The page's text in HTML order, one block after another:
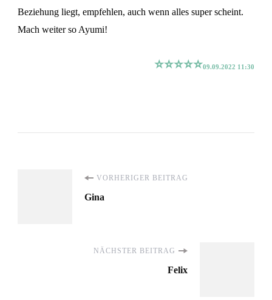
Beziehung liegt, empfehlen, auch wenn alles super scheint.
Mach weiter so Ayumi!
⭐️⭐️⭐️⭐️⭐️09.09.2022 11:30
Beitragsnavigation
VORHERIGER BEITRAG
Gina
NÄCHSTER BEITRAG
Felix